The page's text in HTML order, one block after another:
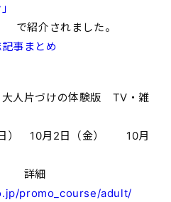
で紹介されました。
事まとめ
人片づけの体験版 TV・雑
） 10月2日（金） 10月
詳細
promo_course/adult/